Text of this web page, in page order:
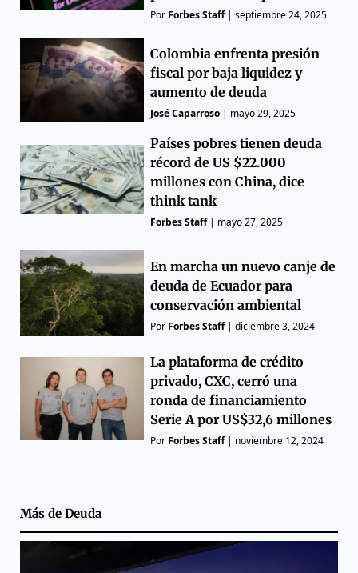
Por Forbes Staff|septiembre 24, 2025
Colombia enfrenta presión
fiscal por baja liquidez y
aumento de deuda
José Caparroso | mayo 29, 2025
Países pobres tienen deuda
récord de US $22.000
millones con China, dice
think tank
Forbes Staff| mayo 27, 2025
En marcha un nuevo canje de
deuda de Ecuador para
conservación ambiental
Por Forbes Staff|diciembre 3, 2024
La plataforma de crédito
privado, CXC, cerró una
ronda de financiamiento
Serie A por US$32,6 millones
Por Forbes Staff| noviembre 12, 2024
Más de Deuda